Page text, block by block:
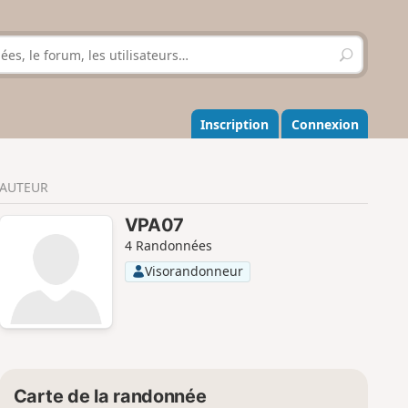
R
e
h
e
r
r
Inscription Connexion
AUTEUR
VPA07
4 Randonnées
Visorandonneur
Carte de la randonnée